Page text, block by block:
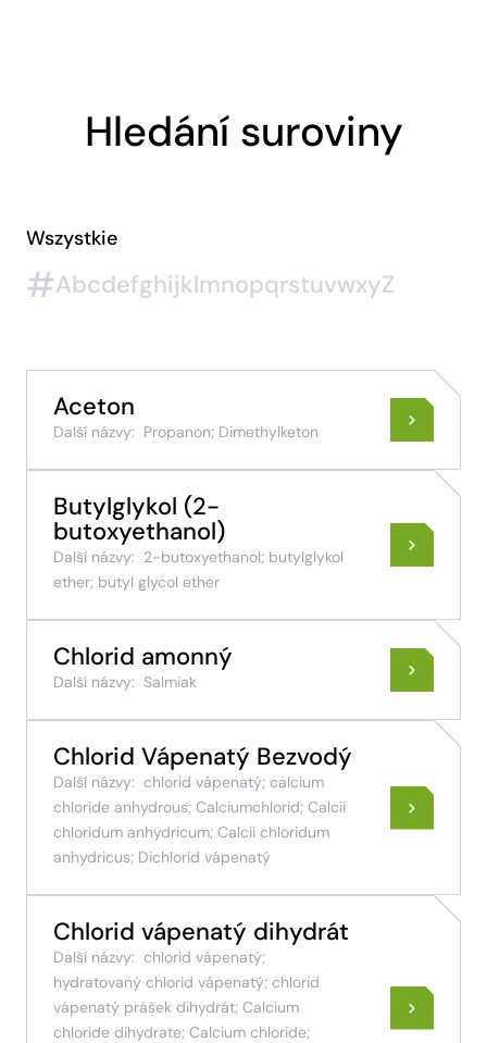
Hledání suroviny
Wszystkie
#AbcdefghijklmnopqrstuvwxyZ
Aceton
Další názvy: Propanon; Dimethylketon
Butylglykol (2-
butoxyethanol)
Další názvy: 2-butoxyethanol; butylglykol
ether; butyl glycol ether
Chlorid amonný
Další názvy: Salmiak
Chlorid Vápenatý Bezvodý
Další názvy: chlorid vápenatý; calcium
chloride anhydrous; Calciumchlorid; Calcii
chloridum anhydricum; Calcii chloridum
anhydricus; Dichlorid vápenatý
Chlorid vápenatý dihydrát
Další názvy: chlorid vápenatý;
hydratovaný chlorid vápenatý; chlorid
vápenatý prášek dihydrát; Calcium
chloride dihydrate; Calcium chloride;